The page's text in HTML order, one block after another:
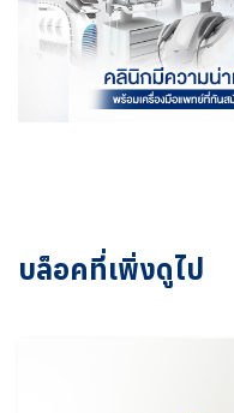
บล็อคที่เพิ่งดูไป